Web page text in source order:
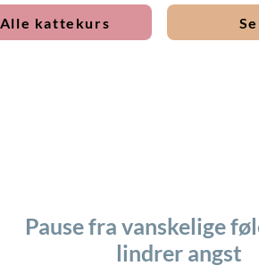
Alle kattekurs
Pause fra vanskelige
lindrer angst